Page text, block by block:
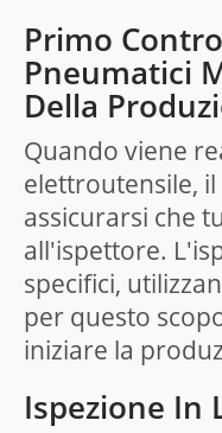
Primo
Pneumatici
Della
Quando viene
elettroutensile,
assicurarsi che
all'ispettore.
specifici,
per questo
iniziare la
Ispezione In